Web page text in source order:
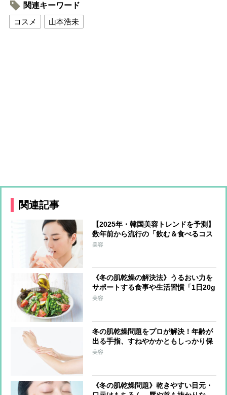
関連キーワード
コスメ
山本浩未
関連記事
【2025年・韓国美容トレンドを予測】
数年前から流行の「飲む＆食べるコス
メ」が日本上陸か 最注目は上あごに
美容
《冬の肌乾燥の解決法》うるおい力を
サポートする食事や生活習慣「1日20g
の油脂を」「外出時はマスクで保湿」
美容
冬の肌乾燥問題をプロが解決！年齢が
出る手指、すねやかかともしっかり保
湿「調理中はこまめに手を拭く」のも
美容
《冬の肌乾燥問題》乾きやすい目元・